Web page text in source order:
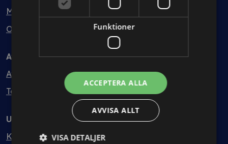
Min bolagsjurist
Ombud
Avtal
Avtalshantering
Testa kostnadsfritt
Utbildning
Kurser
Funktioner
ACCEPTERA ALLA
AVVISA ALLT
VISA DETALJER